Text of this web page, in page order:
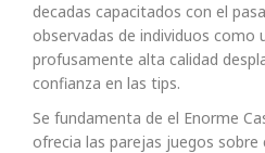
decadas capacitados con el
observadas de individuos como
profusamente alta calidad
confianza en las tips.
Se fundamenta de el Enorme
ofrecia las parejas juegos sobre